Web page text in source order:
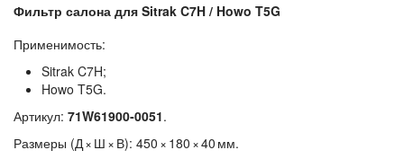
Фильтр салона для Sitrak C7H / Howo T5G
Применимость:
Sitrak C7H;
Howo T5G.
Артикул: 71W61900‑0051.
Размеры (Д × Ш × В): 450 × 180 × 40 мм.